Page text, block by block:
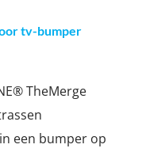
tv-bumper
TheMerge
een bumper op